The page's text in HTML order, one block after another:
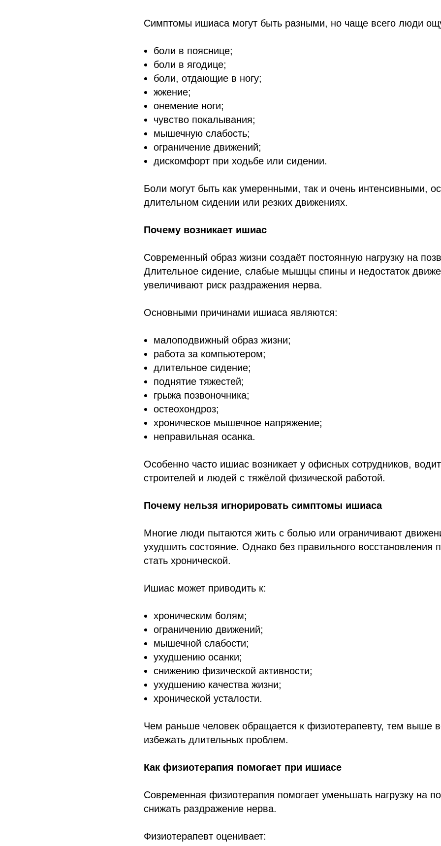
Симптомы ишиаса могут быть разными, но чаще всего люди
боли в пояснице;
боли в ягодице;
боли, отдающие в ногу;
жжение;
онемение ноги;
чувство покалывания;
мышечную слабость;
ограничение движений;
дискомфорт при ходьбе или сидении.
Боли могут быть как умеренными, так и очень интенсивными,
длительном сидении или резких движениях.
Почему возникает ишиас
Современный образ жизни создаёт постоянную нагрузку на
Длительное сидение, слабые мышцы спины и недостаток
увеличивают риск раздражения нерва.
Основными причинами ишиаса являются:
малоподвижный образ жизни;
работа за компьютером;
длительное сидение;
поднятие тяжестей;
грыжа позвоночника;
остеохондроз;
хроническое мышечное напряжение;
неправильная осанка.
Особенно часто ишиас возникает у офисных сотрудников,
строителей и людей с тяжёлой физической работой.
Почему нельзя игнорировать симптомы ишиаса
Многие люди пытаются жить с болью или ограничивают
ухудшить состояние. Однако без правильного восстановления
стать хронической.
Ишиас может приводить к:
хроническим болям;
ограничению движений;
мышечной слабости;
ухудшению осанки;
снижению физической активности;
ухудшению качества жизни;
хронической усталости.
Чем раньше человек обращается к физиотерапевту, тем выше
избежать длительных проблем.
Как физиотерапия помогает при ишиасе
Современная физиотерапия помогает уменьшать нагрузку на
снижать раздражение нерва.
Физиотерапевт оценивает: